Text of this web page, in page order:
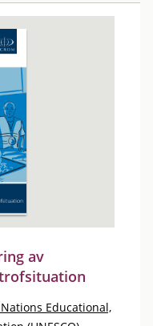
av
Educational,